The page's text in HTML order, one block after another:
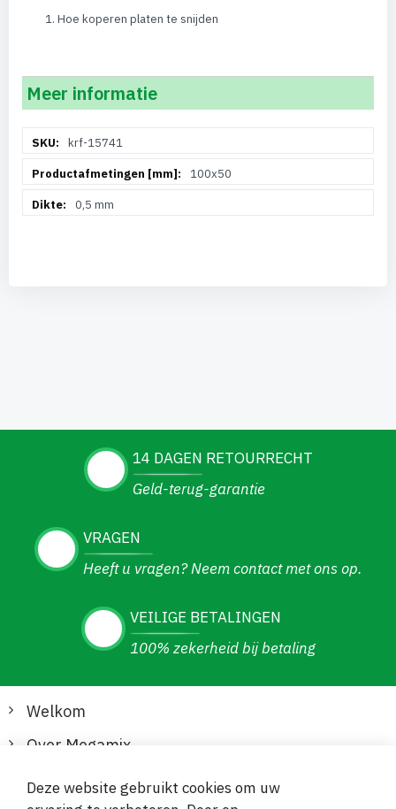
Hoe koperen platen te snijden
Meer informatie
informatiekrf-15741
100x50
0,5 mm
14 DAGEN RETOURRECHT
Geld-terug-garantie
VRAGEN
Heeft u vragen? Neem contact met ons op.
VEILIGE BETALINGEN
100% zekerheid bij betaling
Welkom
Over Megamix
Informatie
Deze website gebruikt cookies om uw